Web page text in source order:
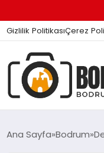
Gizlilik PolitikasıÇerez
Ana Sayfa Bodrum